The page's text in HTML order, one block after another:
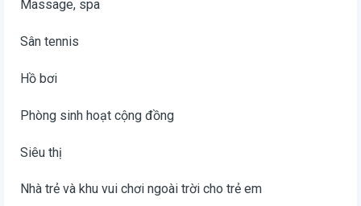
Massage, spa
Sân tennis
Hồ bơi
Phòng sinh hoạt cộng đồng
Siêu thị
Nhà trẻ và khu vui chơi ngoài trời cho trẻ em